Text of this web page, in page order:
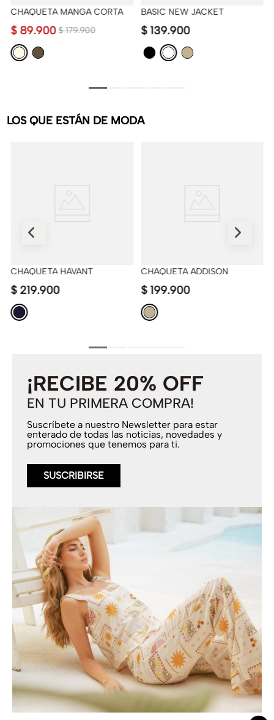
CHAQUETA MANGA CORTA
$ 179.900
$ 89.900
BASIC NEW JACKET
$ 139.900
LOS QUE ESTÁN DE MODA
CHAQUETA HAVANT
$ 219.900
CHAQUETA ADDISON
$ 199.900
¡RECIBE 20% OFF
EN TU PRIMERA COMPRA!
Suscríbete a nuestro Newsletter para estar
enterado de todas las noticias, novedades y
promociones que tenemos para ti.
SUSCRIBIRSE